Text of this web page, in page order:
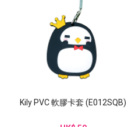
Kily PVC 軟膠卡套 (E012SQB)